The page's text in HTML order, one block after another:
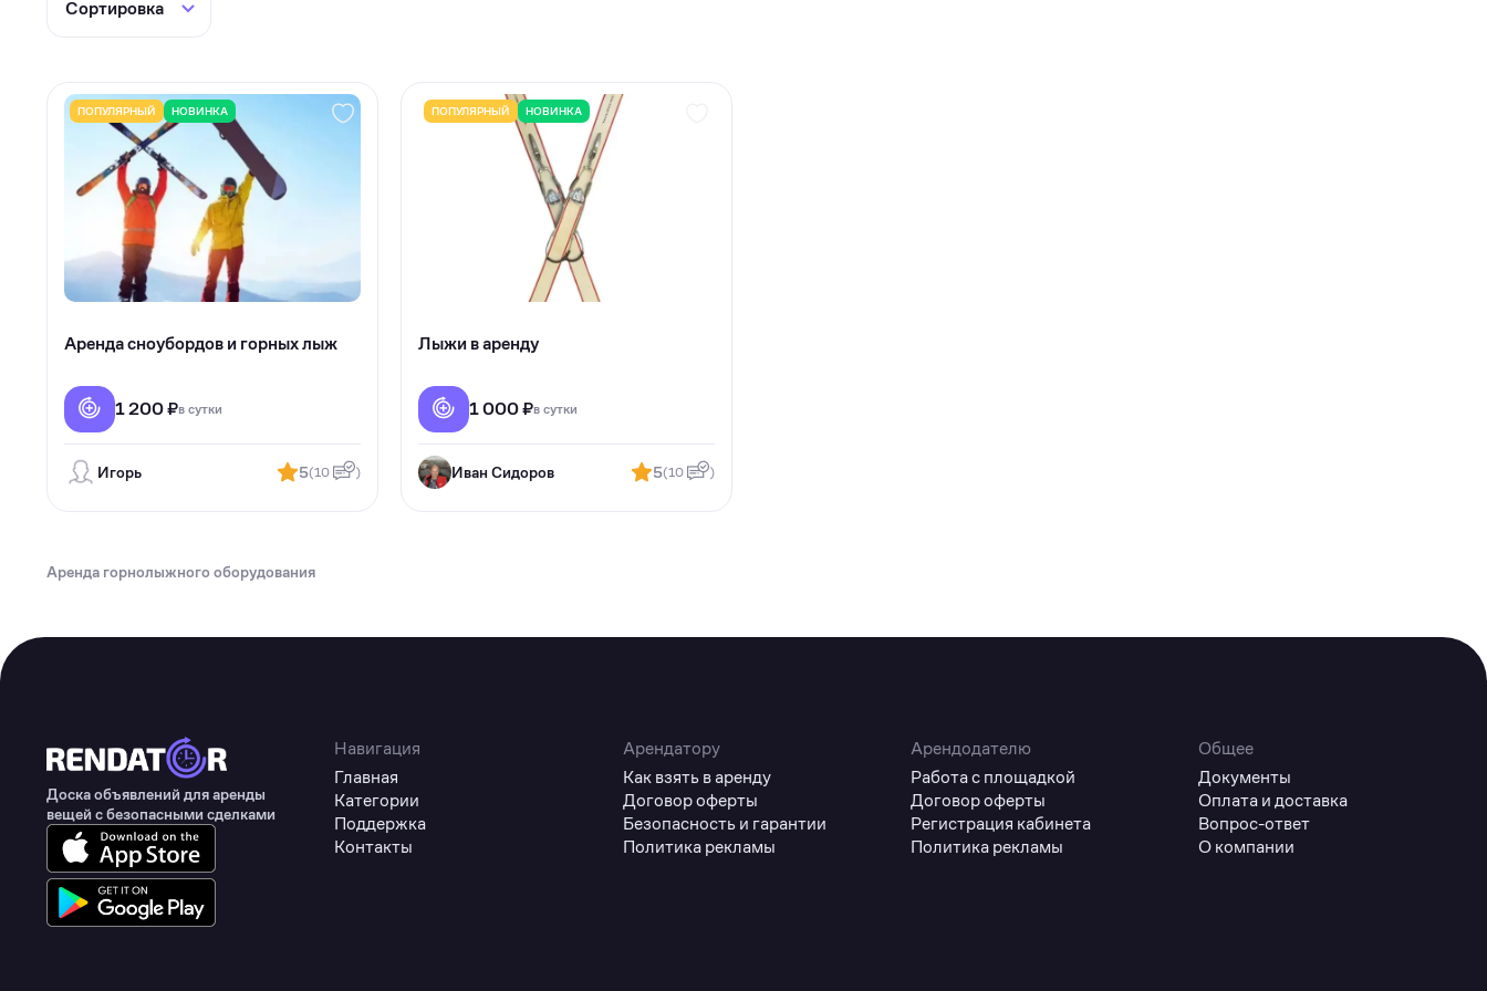
Туризм
Товары для авто
Детские товары
Одежда, обувь и аксессуары
Товары для животных
Здоровье
Цифровые товары
ПОПУЛЯРНЫЙ НОВИНКА
Аренда сноубордов и горных лыж
1 200 ₽в сутки
Игорь 5(10 )
ПОПУЛЯРНЫЙ НОВИНКА
Лыжи в аренду
1 000 ₽в сутки
Иван Сидоров 5(10 )
Аренда горнолыжного оборудования
Доска объявлений для аренды
вещей с безопасными сделками
Навигация
Главная
Категории
Поддержка
Контакты
Арендатору
Как взять в аренду
Договор оферты
Безопасность и гарантии
Политика рекламы
Арендодателю
Работа с площадкой
Договор оферты
Регистрация кабинета
Политика рекламы
Общее
Документы
Оплата и доставка
Вопрос-ответ
О компании